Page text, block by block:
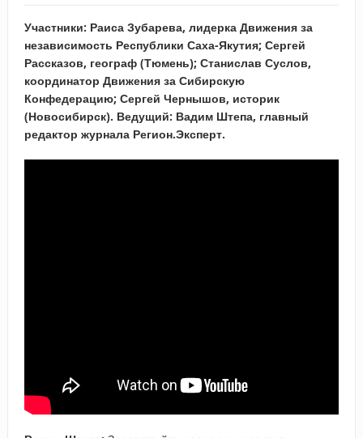
Участники: Раиса Зубарева, лидерка Движения за
независимость Республики Саха-Якутия; Сергей
Рассказов, географ (Тюмень); Станислав Суслов,
координатор Движения за Сибирскую
Конфедерацию; Сергей Чернышов, историк
(Новосибирск). Ведущий: Вадим Штепа, главный
редактор журнала Регион.Эксперт.